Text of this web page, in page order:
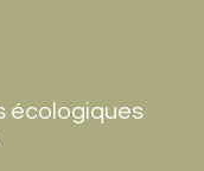
écologiques